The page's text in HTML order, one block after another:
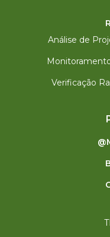
Análise de
Verificação